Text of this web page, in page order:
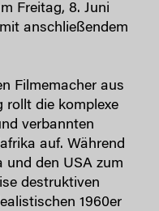
Freitag, 8. Juni
anschließendem
Filmemacher aus
rollt die komplexe
verbannten
auf. Während
und den USA zum
destruktiven
1960er